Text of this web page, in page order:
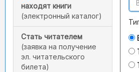
находят книги
(электронный каталог)
Стать читателем
(заявка на получение
эл. читательского
билета)